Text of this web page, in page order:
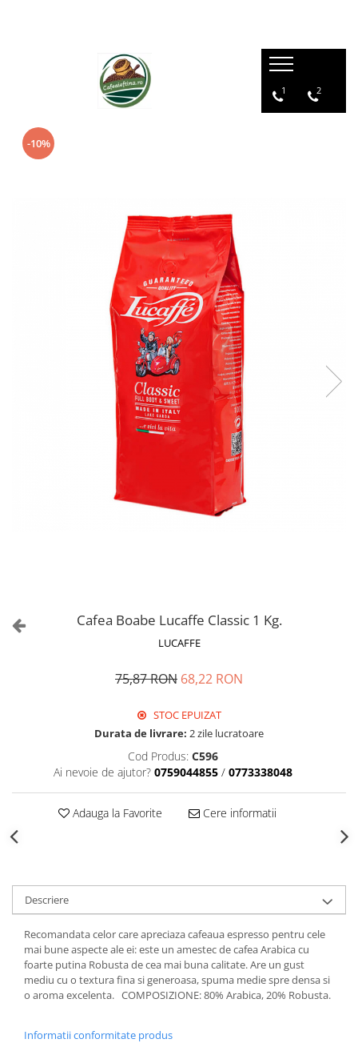
1 2
-10%
Cafea Boabe Lucaffe Classic 1 Kg.
LUCAFFE
75,87 RON 68,22 RON
STOC EPUIZAT
Durata de livrare: 2 zile lucratoare
Cod Produs: C596
Ai nevoie de ajutor? 0759044855 / 0773338048
Adauga la Favorite Cere informatii
Descriere
Recomandata celor care apreciaza cafeaua espresso pentru cele
mai bune aspecte ale ei: este un amestec de cafea Arabica cu
foarte putina Robusta de cea mai buna calitate. Are un gust
mediu cu o textura fina si generoasa, spuma medie spre densa si
o aroma excelenta. COMPOSIZIONE: 80% Arabica, 20% Robusta.
Informatii conformitate produs